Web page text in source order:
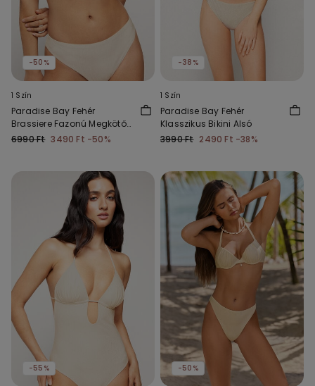
-50%
1 Szín
Paradise Bay Fehér
Brassiere Fazonú Megkötős
Bikini Felső
6990 Ft 3490 Ft -50%
-38%
1 Szín
Paradise Bay Fehér
Klasszikus Bikini Alsó
3990 Ft 2490 Ft -38%
-55% -50%